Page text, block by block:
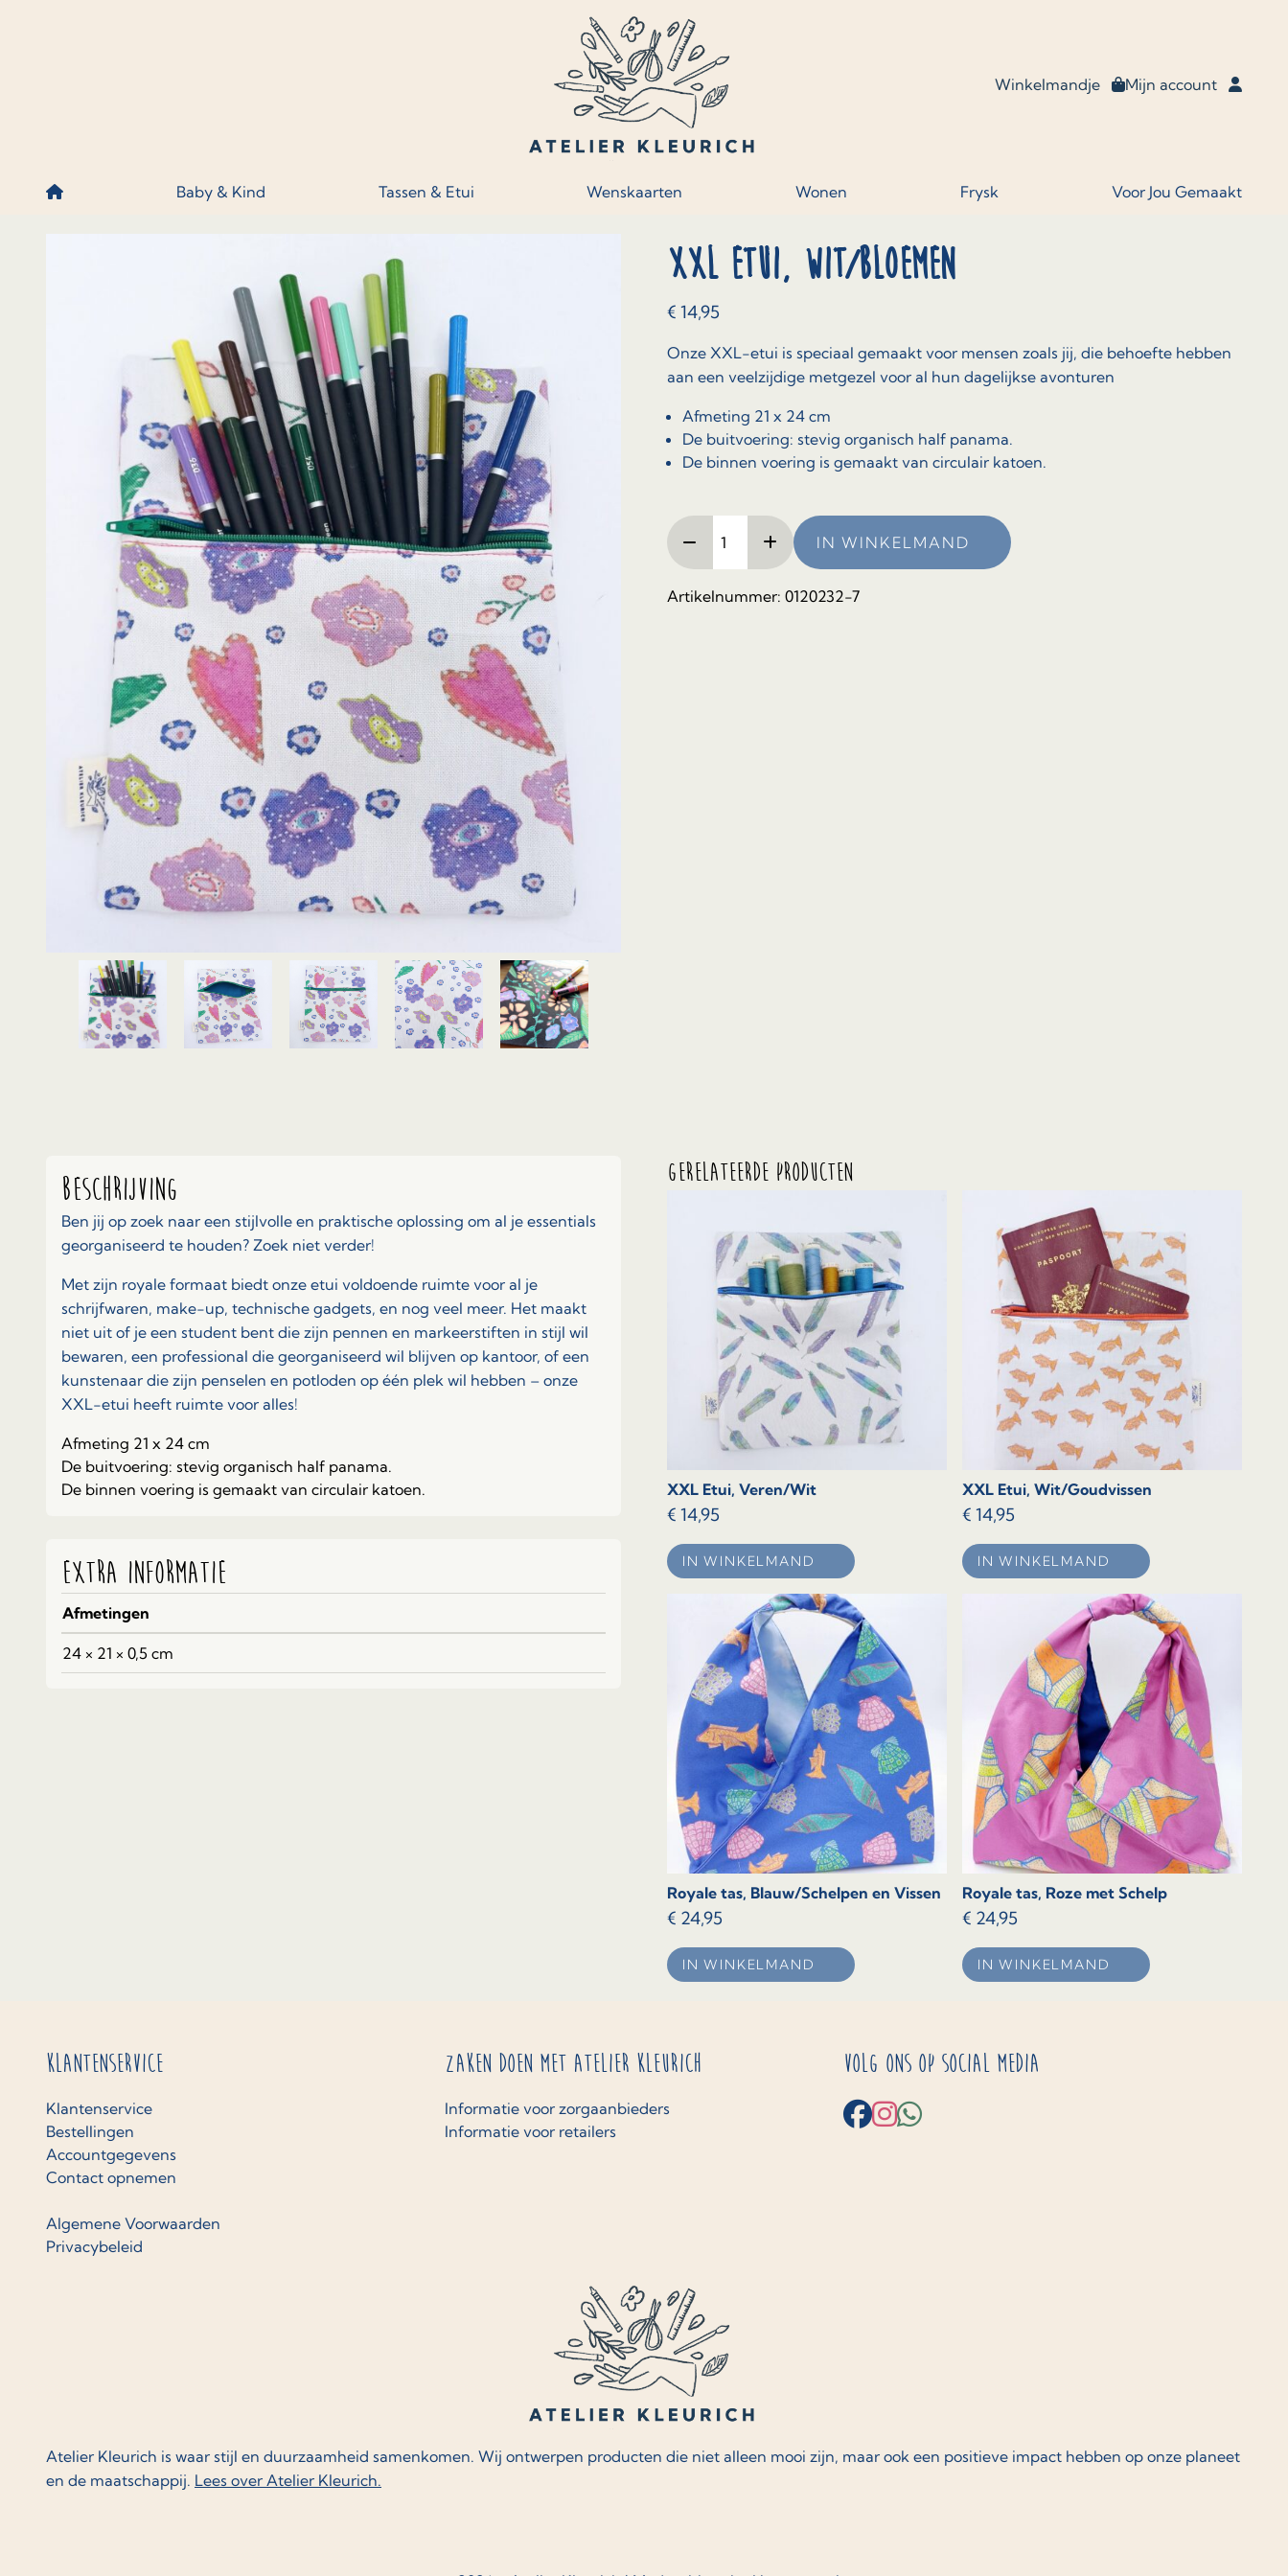
Winkelmandje Mijn account
Baby & Kind Tassen & Etui Wenskaarten Wonen Frysk Voor Jou Gemaakt
XXL Etui, Wit/Bloemen
€ 14,95
Onze XXL-etui is speciaal gemaakt voor mensen zoals jij, die behoefte hebben
aan een veelzijdige metgezel voor al hun dagelijkse avonturen
Afmeting 21 x 24 cm
De buitvoering: stevig organisch half panama.
De binnen voering is gemaakt van circulair katoen.
XXL
Etui,
Wit/Bloemen
aantal
IN WINKELMAND
Artikelnummer: 0120232-7
Beschrijving
Ben jij op zoek naar een stijlvolle en praktische oplossing om al je essentials
georganiseerd te houden? Zoek niet verder!
Met zijn royale formaat biedt onze etui voldoende ruimte voor al je
schrijfwaren, make-up, technische gadgets, en nog veel meer. Het maakt
niet uit of je een student bent die zijn pennen en markeerstiften in stijl wil
bewaren, een professional die georganiseerd wil blijven op kantoor, of een
kunstenaar die zijn penselen en potloden op één plek wil hebben – onze
XXL-etui heeft ruimte voor alles!
Afmeting 21 x 24 cm
De buitvoering: stevig organisch half panama.
De binnen voering is gemaakt van circulair katoen.
Extra informatie
Afmetingen
24 × 21 × 0,5 cm
Gerelateerde producten
XXL Etui, Veren/Wit
€ 14,95
IN WINKELMAND
XXL Etui, Wit/Goudvissen
€ 14,95
IN WINKELMAND
Royale tas, Blauw/Schelpen en Vissen
€ 24,95
IN WINKELMAND
Royale tas, Roze met Schelp
€ 24,95
IN WINKELMAND
Klantenservice
Klantenservice
Bestellingen
Accountgegevens
Contact opnemen
Algemene Voorwaarden
Privacybeleid
Zaken doen met Atelier Kleurich
Informatie voor zorgaanbieders
Informatie voor retailers
Volg ons op social media
Atelier Kleurich is waar stijl en duurzaamheid samenkomen. Wij ontwerpen producten die niet alleen mooi zijn, maar ook een positieve impact hebben op onze planeet
en de maatschappij. Lees over Atelier Kleurich.